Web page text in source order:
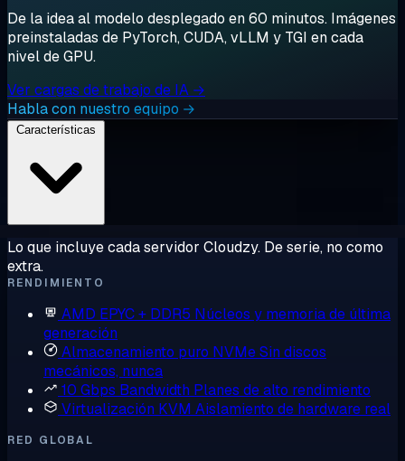
De la idea al modelo desplegado en 60 minutos. Imágenes
preinstaladas de PyTorch, CUDA, vLLM y TGI en cada
nivel de GPU.
Ver cargas de trabajo de IA →
Habla con nuestro equipo →
Lo que incluye cada servidor Cloudzy. De serie, no como
extra.
RENDIMIENTO
AMD EPYC + DDR5 Núcleos y memoria de última
generación
Almacenamiento puro NVMeSin discos
mecánicos, nunca
10 Gbps Bandwidth Planes de alto rendimiento
Virtualización KVM Aislamiento de hardware real
RED GLOBAL